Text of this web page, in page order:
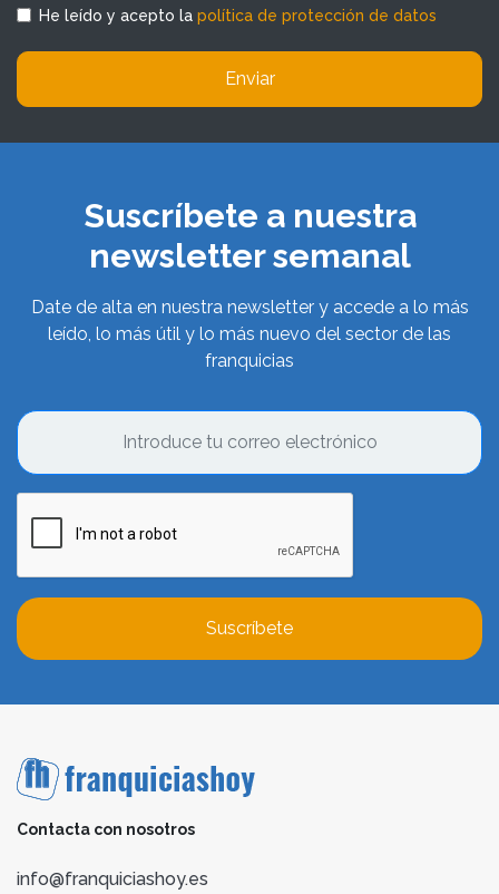
He leído y acepto la política de protección de datos
Enviar
Suscríbete a nuestra
newsletter semanal
Date de alta en nuestra newsletter y accede a lo más
leído, lo más útil y lo más nuevo del sector de las
franquicias
Suscríbete
Contacta con nosotros
info@franquiciashoy.es